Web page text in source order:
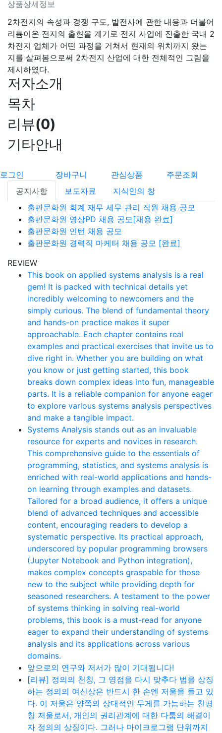
상품상세정보
2차전지의 속성과 경쟁 구도, 발전사에 관한 내용과 더불어
리튬이온 전지의 출현을 계기로 전지 사업에 진출한 국내 2
차전지 업체가 어떤 과정을 거쳐서 현재의 위치까지 왔는
지를 살펴봄으로써 2차전지 산업에 대한 전체적인 그림을
제시하였다.
저자소개
목차
리뷰(0)
기타안내
로그인 장바구니 관심상품
주문조회
공지사항
보도자료
지식인의 창
출판문화원 회계 재무 세무 관리 직원 채용 공모
출판문화원 영상PD 채용 공모[채용 완료]
출판문화원 인턴 채용 공모
출판문화원 경력직 마케터 채용 공모 [완료]
REVIEW
This book on applied systems analysis is a real
gem! It is packed with technical details yet
incredibly welcoming to newcomers and the
simply curious. The blend of fundamental theory
and hands-on practice makes it super
approachable. Each chapter contains real
examples and practical exercises that invite us to
dive right in. Whether you are building on what
you know or just getting started, this book
breaks down complex ideas into fun, manageable
parts. It is a reliable companion for anyone eager
to explore various systems analysis perspectives
and make a tangible impact.
Systems Analysis stands out as an invaluable
resource for experts and novices in research.
This comprehensive guide to the essentials of
programming, statistics, and systems analysis is
enriched with real-world applications and hands-
on learning through examples and datasets.
Tailored for a broad audience, it offers a unique
blend of advanced techniques and accessible
content, encouraging readers to develop a
systematic perspective. Its practical approach,
underscored by popular programming browsers
(Jupyter Notebook and Python integration),
makes complex concepts graspable for those
new to the subject while providing depth for
seasoned researchers. A testament to the power
of systems thinking in solving real-world
problems, this book is a must-read for anyone
eager to expand their understanding of systems
analysis and its applications across various
domains.
앞으로의 연구와 저서가 많이 기대됩니다!
[리뷰] 정의의 천칭, 그 영점을 다시 맞추다 법을 상징
하는 정의의 여신상은 반드시 한 손엔 저울을 들고 있
다. 이 저울은 양쪽의 상대적인 무게를 가늠하는 천평
칭 저울로서, 개인의 권리관계에 대한 다툼의 해결이
자 정의의 상징이다. 그러나 마이크로그램 단위까지